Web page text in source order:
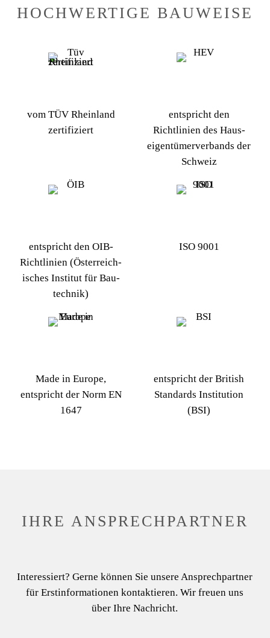
HOCHWERTIGE BAUWEISE
vom TÜV Rheinland
zertifiziert
entspricht den
Richtlinien des Haus­
eigen­tümer­verbands der
Schweiz
entspricht den OIB-
Richtlinien (Öster­reich­
isches Institut für Bau­
technik)
ISO 9001
Made in Europe,
entspricht der Norm EN
1647
entspricht der British
Standards Institution
(BSI)
IHRE ANSPRECH­­­PARTNER
Interessiert? Gerne können Sie unsere Ansprechpartner
für Erstinformationen kontaktieren. Wir freuen uns
über Ihre Nachricht.